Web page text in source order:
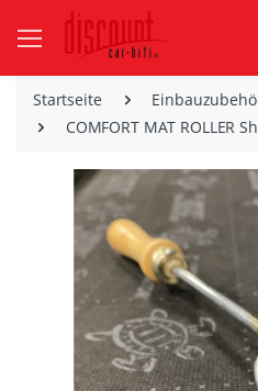
Startseite
COMFORT MAT ROLLER